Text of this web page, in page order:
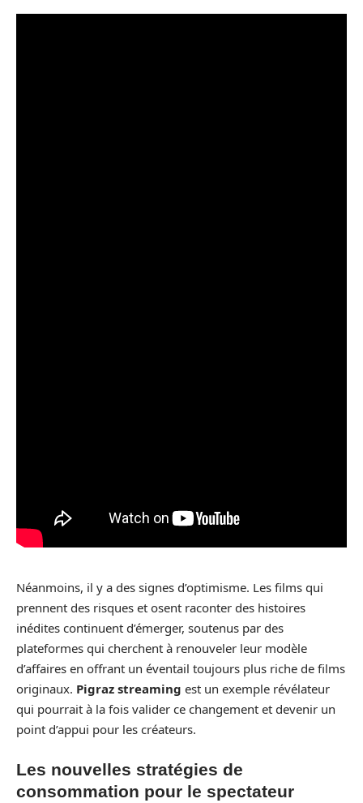
Néanmoins, il y a des signes d’optimisme. Les films qui
prennent des risques et osent raconter des histoires
inédites continuent d’émerger, soutenus par des
plateformes qui cherchent à renouveler leur modèle
d’affaires en offrant un éventail toujours plus riche de films
originaux. Pigraz streaming est un exemple révélateur
qui pourrait à la fois valider ce changement et devenir un
point d’appui pour les créateurs.
Les nouvelles stratégies de
consommation pour le spectateur